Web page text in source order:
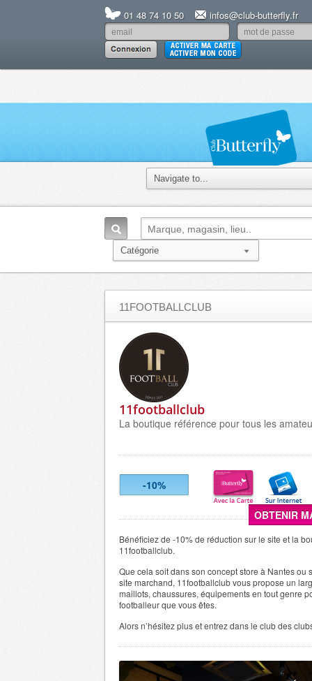
01 48 74 10 50 infos@club-butterfly.fr
11FOOTBALLCLUB
11footballclub
La boutique référence pour tous les
-10%
OBTENIR
Bénéficiez de -10% de réduction sur le site et la
11footballclub.
Que cela soit dans son concept store à Nantes ou
site marchand, 11footballclub vous propose un
maillots, chaussures, équipements en tout genre
footballeur que vous êtes.
Alors n’hésitez plus et entrez dans le club des